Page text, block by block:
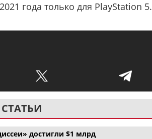
года только для PlayStation 5.
достигли $1 млрд